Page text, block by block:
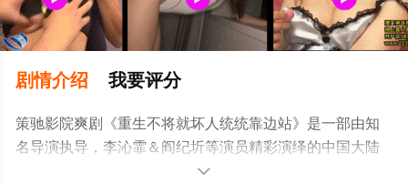
剧情介绍 我要评分
策驰影院爽剧《重生不将就坏人统统靠边站》是一部由知
名导演执导，李沁霏＆阎纪圻等演员精彩演绎的中国大陆
电视剧，大结局剧情已揭晓（全集），手机免费观看高清
